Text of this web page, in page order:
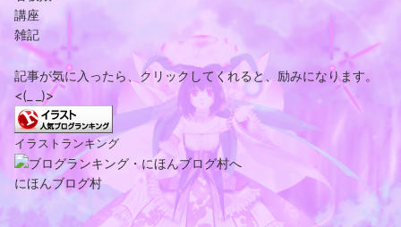
講座
雑記
記事が気に入ったら、クリックしてくれると、励みになります。
<(_ _)>
イラストランキング
にほんブログ村